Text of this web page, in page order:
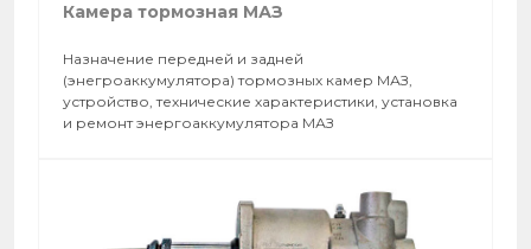
Камера тормозная МАЗ
Назначение передней и задней
(энегроаккумулятора) тормозных камер МАЗ,
устройство, технические характеристики, установка
и ремонт энергоаккумулятора МАЗ